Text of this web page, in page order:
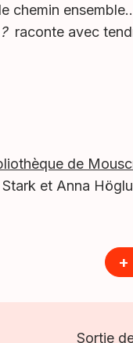
chemin
raconte avec
de
et Anna
+
Sortie